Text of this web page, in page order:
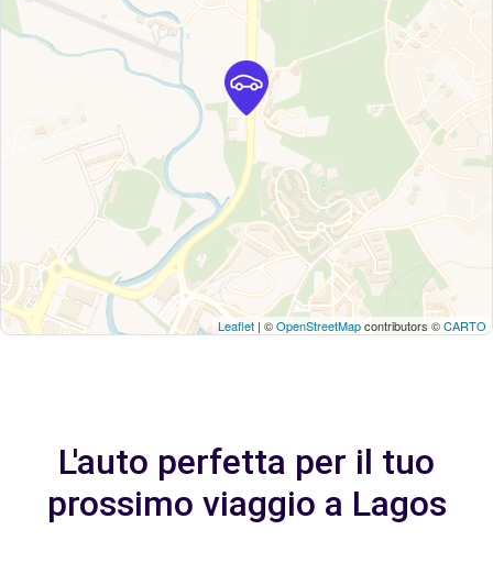
Leaflet | ©OpenStreetMapcontributors ©CARTO
L'auto perfetta per il tuo
prossimo viaggio a Lagos